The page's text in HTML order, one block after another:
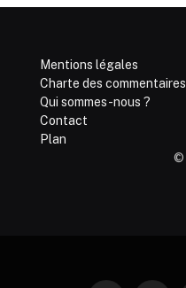
Mentions légales
Charte des commentaires
Qui sommes-nous ?
Contact
Plan
©